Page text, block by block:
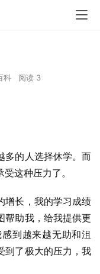
科 阅读 3
多的人选择休学。而
这种压力了。
增长，我的学习成绩
帮助我，给我提供更
到越来越无助和沮
到了极大的压力，我